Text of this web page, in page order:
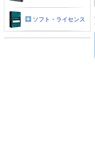
ソフト・ライセンス